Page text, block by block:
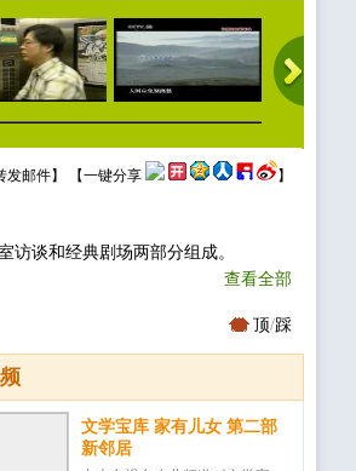
发邮件】 【一键分享 】
谈和经典剧场两部分组成。
查看全部
顶/踩
文学宝库 家有儿女 第二部
新邻居